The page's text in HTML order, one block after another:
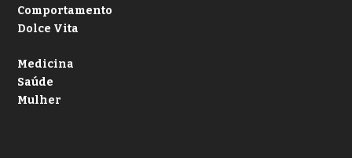
Comportamento
Dolce Vita
Medicina
Saúde
Mulher